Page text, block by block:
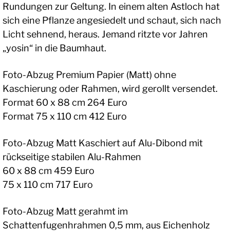
Rundungen zur Geltung. In einem alten Astloch hat
sich eine Pflanze angesiedelt und schaut, sich nach
Licht sehnend, heraus. Jemand ritzte vor Jahren
„yosin“ in die Baumhaut.
Foto-Abzug Premium Papier (Matt) ohne
Kaschierung oder Rahmen, wird gerollt versendet.
Format 60 x 88 cm 264 Euro
Format 75 x 110 cm 412 Euro
Foto-Abzug Matt Kaschiert auf Alu-Dibond mit
rückseitige stabilen Alu-Rahmen
60 x 88 cm 459 Euro
75 x 110 cm 717 Euro
Foto-Abzug Matt gerahmt im
Schattenfugenhrahmen 0,5 mm, aus Eichenholz